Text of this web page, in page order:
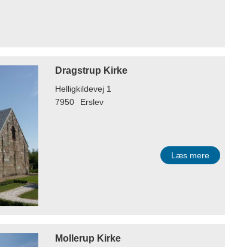
Dragstrup Kirke
Helligkildevej 1
7950
Erslev
Læs mere
Mollerup Kirke